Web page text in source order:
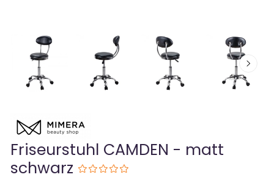
Friseurstuhl CAMDEN - matt
schwarz